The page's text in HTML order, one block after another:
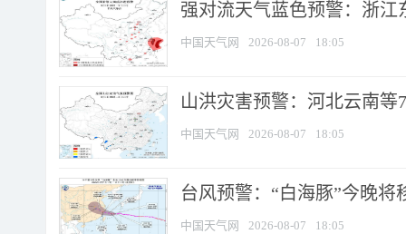
强对流天气蓝色预警：浙江
中国天气网 2026-08-07 18:05
山洪灾害预警：河北云南
中国天气网 2026-08-07 18:05
台风预警：“白海豚”今晚将
中国天气网 2026-08-07 18:05